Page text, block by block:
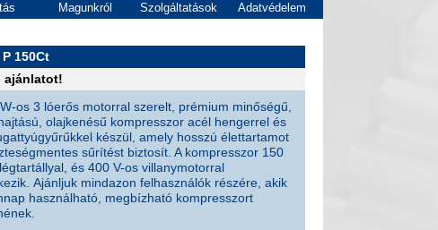
Magunkról Szolgáltatások Adatvédelem
150Ct
ajánlatot!
os 3 lóerős motorral szerelt, prémium minőségű,
olajkenésű kompresszor acél hengerrel és
készül, amely hosszú élettartamot
sűrítést biztosít. A kompresszor 150
és 400 V-os villanymotorral
Ajánljuk mindazon felhasználók részére, akik
használható, megbízható kompresszort